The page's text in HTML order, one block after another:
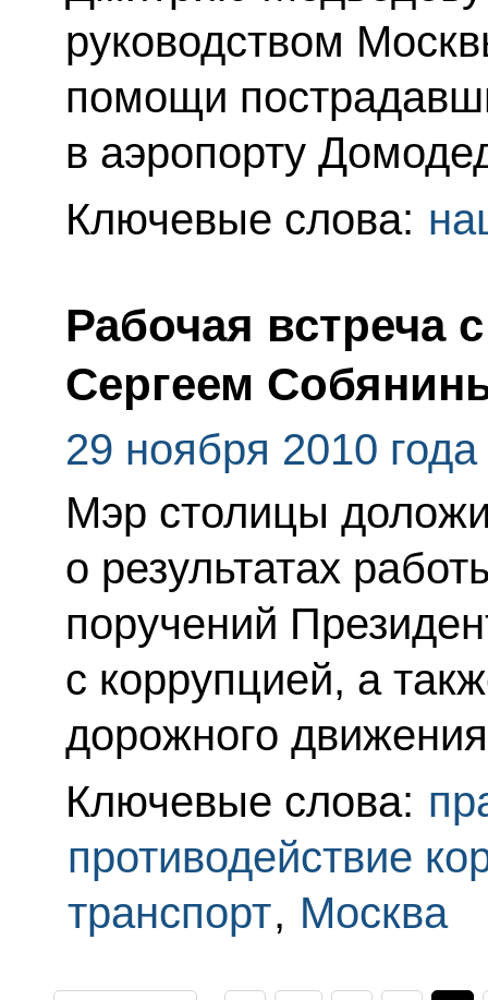
руководством
помощи
в аэропорту
Ключевые слова:
Рабочая встреча
Сергеем
29 ноября 2010 года
Мэр столицы
о результатах
поручений
с коррупцией, а
дорожного
Ключевые слова:
противодействие
транспорт, Москва